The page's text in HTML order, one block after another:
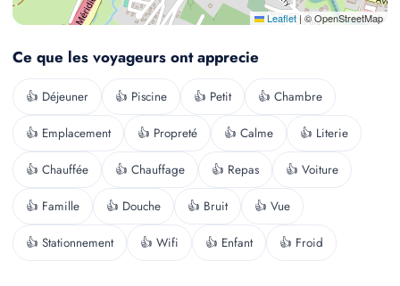
Leaflet | © OpenStreetMap
Ce que les voyageurs ont apprecie
👍 Déjeuner 👍 Piscine 👍 Petit 👍 Chambre
👍 Emplacement 👍 Propreté 👍 Calme 👍 Literie
👍 Chauffée 👍 Chauffage 👍 Repas 👍 Voiture
👍 Famille 👍 Douche 👍 Bruit 👍 Vue
👍 Stationnement 👍 Wifi 👍 Enfant 👍 Froid